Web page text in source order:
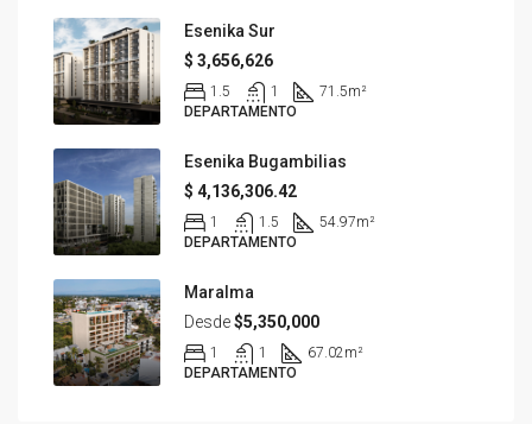
Esenika Sur
$ 3,656,626
1.5 1 71.5m²
DEPARTAMENTO
Esenika Bugambilias
$ 4,136,306.42
1 1.5 54.97m²
DEPARTAMENTO
Maralma
Desde$5,350,000
1 1 67.02m²
DEPARTAMENTO